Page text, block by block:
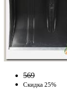
569
Скидка 25%